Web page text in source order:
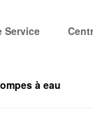
Service
à eau